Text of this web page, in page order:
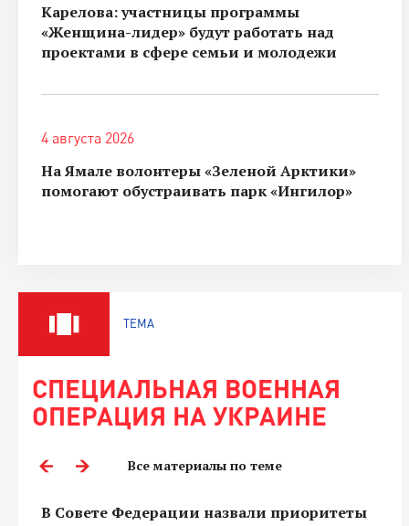
Карелова: участницы программы
«Женщина-лидер» будут работать над
проектами в сфере семьи и молодежи
4 августа 2026
На Ямале волонтеры «Зеленой Арктики»
помогают обустраивать парк «Ингилор»
ТЕМА
СПЕЦИАЛЬНАЯ ВОЕННАЯ
ОПЕРАЦИЯ НА УКРАИНЕ
Все материалы по теме
В Совете Федерации назвали приоритеты